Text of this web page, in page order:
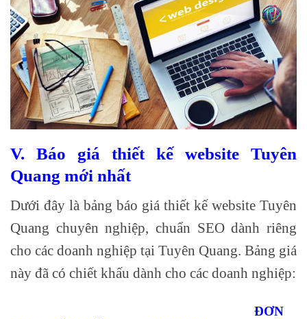
V. Báo giá thiết kế website Tuyên
Quang mới nhất
Dưới đây là bảng báo giá thiết kế website Tuyên
Quang chuyên nghiệp, chuẩn SEO dành riêng
cho các doanh nghiệp tại Tuyên Quang. Bảng giá
này đã có chiết khấu dành cho các doanh nghiệp:
ĐƠN